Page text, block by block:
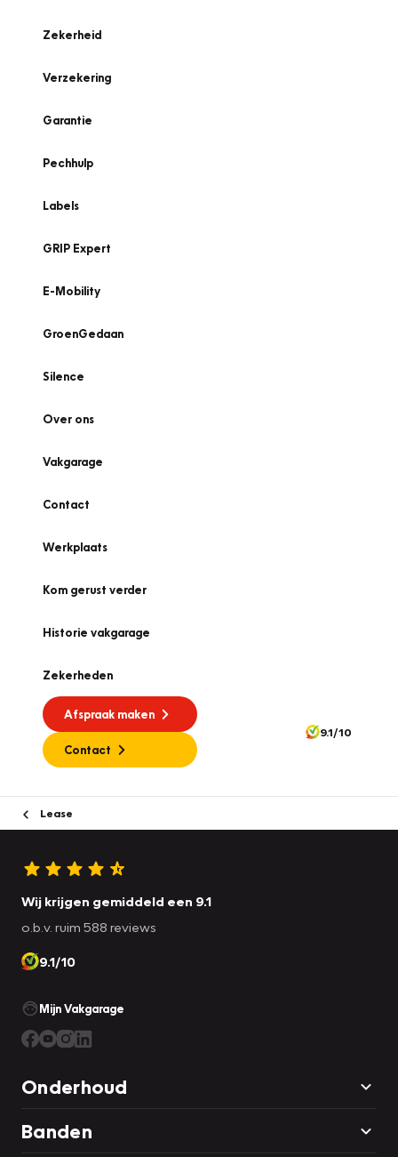
Zekerheid
Verzekering
Garantie
Pechhulp
Labels
GRIP Expert
E-Mobility
GroenGedaan
Silence
Over ons
Vakgarage
Contact
Werkplaats
Kom gerust verder
Historie vakgarage
Zekerheden
Afspraak maken
Contact
9.1/10
Lease
Wij krijgen gemiddeld een 9.1
o.b.v. ruim 588 reviews
9.1/10
Mijn Vakgarage
Onderhoud
Banden